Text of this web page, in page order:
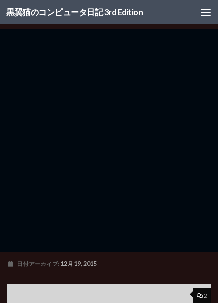
コンテンツへスキップ
黒翼猫のコンピュータ日記 3rd Edition
日付アーカイブ: 12月 19, 2015
2